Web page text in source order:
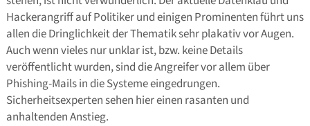
Hackerangriff auf Politiker und einigen Prominenten führt uns
allen die Dringlichkeit der Thematik sehr plakativ vor Augen.
Auch wenn vieles nur unklar ist, bzw. keine Details
veröffentlicht wurden, sind die Angreifer vor allem über
Phishing-Mails in die Systeme eingedrungen.
Sicherheitsexperten sehen hier einen rasanten und
anhaltenden Anstieg.